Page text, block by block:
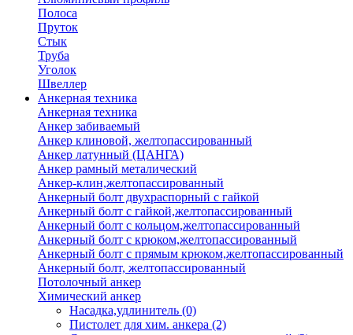
Полоса
Пруток
Стык
Труба
Уголок
Швеллер
Анкерная техника
Анкерная техника
Анкер забиваемый
Анкер клиновой, желтопассированный
Анкер латунный (ЦАНГА)
Анкер рамный металический
Анкер-клин,желтопассированный
Анкерный болт двухраспорный с гайкой
Анкерный болт с гайкой,желтопассированный
Анкерный болт с кольцом,желтопассированный
Анкерный болт с крюком,желтопассированный
Анкерный болт с прямым крюком,желтопассированный
Анкерный болт, желтопассированный
Потолочный анкер
Химический анкер
Насадка,удлинитель (0)
Пистолет для хим. анкера (2)